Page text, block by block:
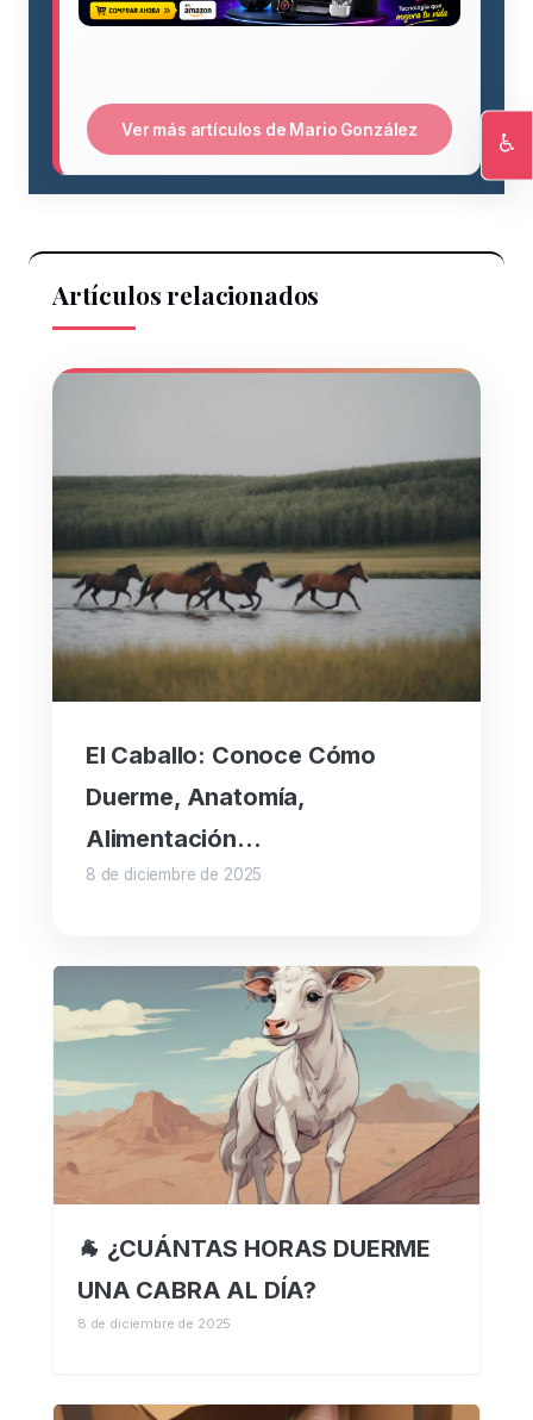
Ver más artículos de Mario González
Artículos relacionados
El Caballo: Conoce Cómo
Duerme, Anatomía,
Alimentación…
8 de diciembre de 2025
🐐 ¿CUÁNTAS HORAS DUERME
UNA CABRA AL DÍA?
8 de diciembre de 2025
♿